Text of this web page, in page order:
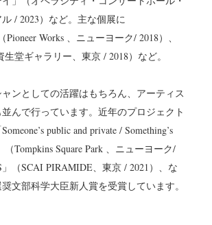
/ 2023）など。主な個展に
Pioneer Works 、ニューヨーク/ 2018）、
堂ギャラリー、東京 / 2018）など。
ンとしての活躍はもちろん、アーティス
並んで行っています。近年のプロジェクト
public and private / Something’s
（Tompkins Square Park 、ニューヨーク/
」（SCAI PIRAMIDE、東京 / 2021）、な
文部科学大臣新人賞を受賞しています。